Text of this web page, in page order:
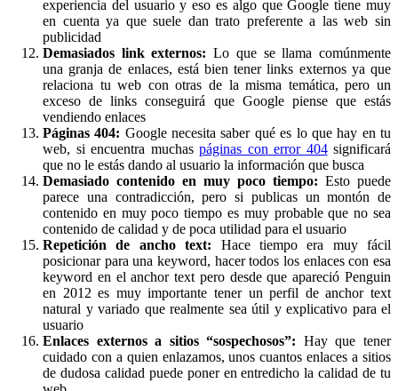
experiencia del usuario y eso es algo que Google tiene muy
en cuenta ya que suele dan trato preferente a las web sin
publicidad
Demasiados link externos: Lo que se llama comúnmente
una granja de enlaces, está bien tener links externos ya que
relaciona tu web con otras de la misma temática, pero un
exceso de links conseguirá que Google piense que estás
vendiendo enlaces
Páginas 404: Google necesita saber qué es lo que hay en tu
web, si encuentra muchas páginas con error 404significará
que no le estás dando al usuario la información que busca
Demasiado contenido en muy poco tiempo: Esto puede
parece una contradicción, pero si publicas un montón de
contenido en muy poco tiempo es muy probable que no sea
contenido de calidad y de poca utilidad para el usuario
Repetición de ancho text: Hace tiempo era muy fácil
posicionar para una keyword, hacer todos los enlaces con esa
keyword en el anchor text pero desde que apareció Penguin
en 2012 es muy importante tener un perfil de anchor text
natural y variado que realmente sea útil y explicativo para el
usuario
Enlaces externos a sitios “sospechosos”: Hay que tener
cuidado con a quien enlazamos, unos cuantos enlaces a sitios
de dudosa calidad puede poner en entredicho la calidad de tu